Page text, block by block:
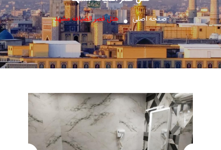
صفحه اصلی هتل قصر الضیافه مشهد